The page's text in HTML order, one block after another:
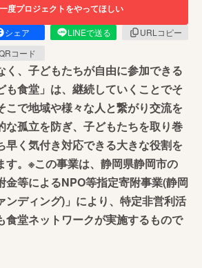
度プロジェクトをやってほしい
シェア LINEで送る
URLコピー
コード
く、子どもたちが自由に参加できる
も食堂」は、継続していくことでそ
こで地域や様々な人と繋がり交流を
な孤立を防ぎ、子どもたちを取り巻
早く気付き対応できる大きな役割を
す。※この事業は、静岡県静岡市の
金等によるNPO等指定寄附事業(静岡
ンディング)」により、特定非営利活
食堂ネットワークが実施するもので